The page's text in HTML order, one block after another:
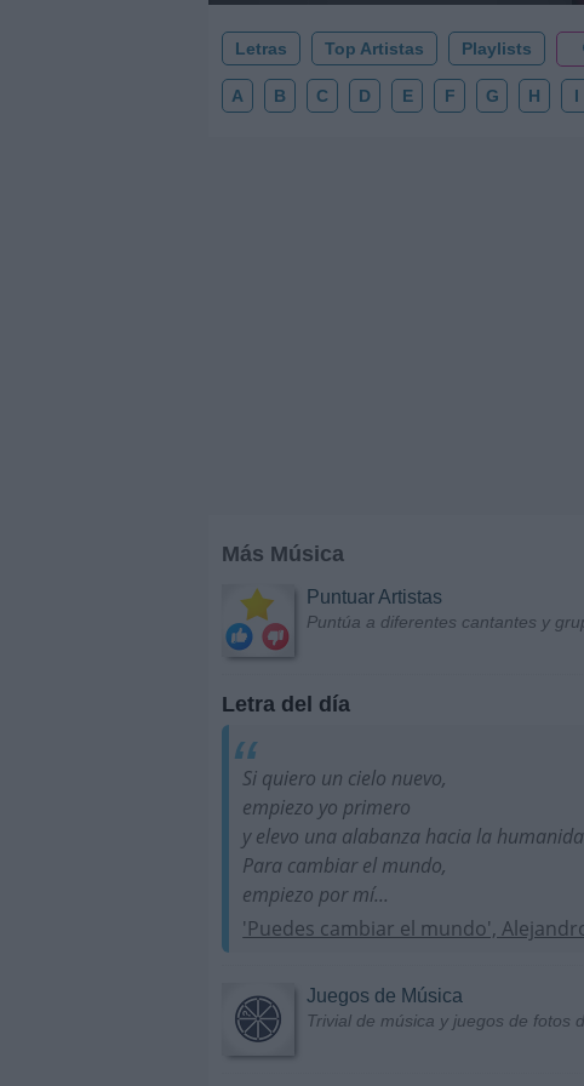
Letras Top Artistas Playlists
A B C D E F G H I
Más Música
Puntuar Artistas
Puntúa a diferentes cantantes y
Letra del día
Si quiero un cielo nuevo,
empiezo yo primero
y elevo una alabanza hacia la
Para cambiar el mundo,
empiezo por mí...
'Puedes cambiar el mundo',
Juegos de Música
Trivial de música y juegos de fotos